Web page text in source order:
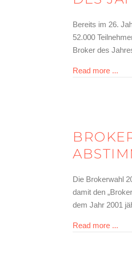
Bereits im 26.
52.000
Broker des
Read more ...
Die Brokerwahl
damit den
dem Jahr 2001
Read more ...